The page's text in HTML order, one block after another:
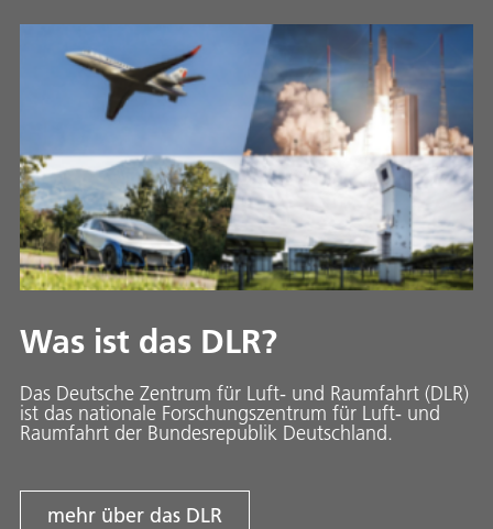
Was ist das DLR?
Das Deutsche Zentrum für Luft- und Raumfahrt (DLR)
ist das nationale Forschungszentrum für Luft- und
Raumfahrt der Bundesrepublik Deutschland.
mehr über das DLR